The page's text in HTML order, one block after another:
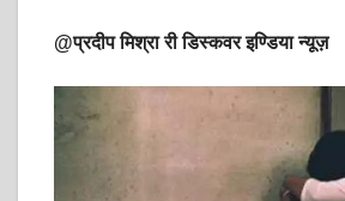
o
@प्रदीप मिश्रा री डिस्कवर इण्डिया न्यूज़